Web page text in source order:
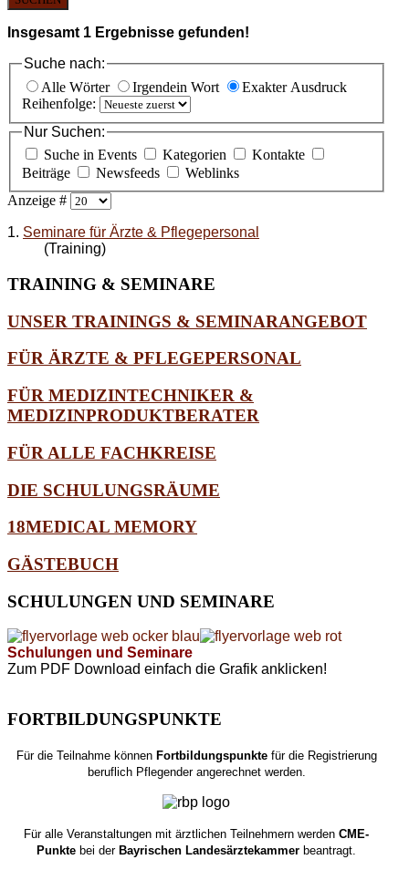
Insgesamt 1 Ergebnisse gefunden!
Suche nach:
Alle Wörter
Irgendein Wort
Exakter Ausdruck
Reihenfolge:
Nur Suchen:
Suche in Events
Kategorien
Kontakte
Beiträge
Newsfeeds
Weblinks
Anzeige #
1. Seminare für Ärzte & Pflegepersonal
(Training)
TRAINING & SEMINARE
UNSER TRAININGS & SEMINARANGEBOT
FÜR ÄRZTE & PFLEGEPERSONAL
FÜR MEDIZINTECHNIKER &
MEDIZINPRODUKTBERATER
FÜR ALLE FACHKREISE
DIE SCHULUNGSRÄUME
18MEDICAL MEMORY
GÄSTEBUCH
SCHULUNGEN UND SEMINARE
Schulungen und Seminare
Zum PDF Download einfach die Grafik anklicken!
FORTBILDUNGSPUNKTE
Für die Teilnahme könnenFortbildungspunktefür die Registrierung
beruflich Pflegender angerechnet werden.
Für alle Veranstaltungen mit ärztlichen Teilnehmern werdenCME-
Punkte bei derBayrischen Landesärztekammer beantragt.